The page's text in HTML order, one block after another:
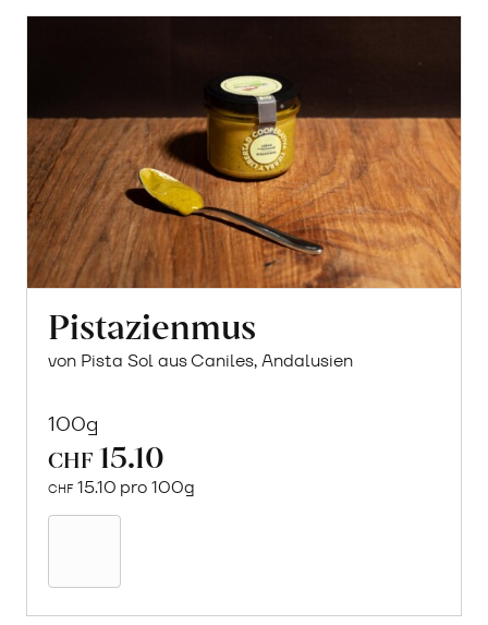
Pistazienmus
von Pista Sol aus Caniles, Andalusien
100g
CHF 15.10
CHF 15.10 pro 100g